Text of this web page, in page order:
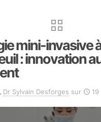
mini-invasive
: innovation
Dr Sylvain Desforges sur